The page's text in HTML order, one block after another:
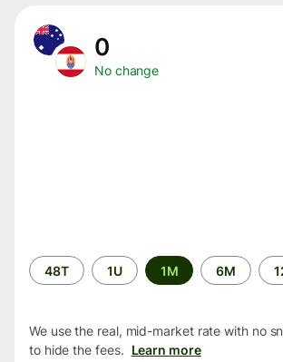
0
No change
Time
period
48T 1U 1M 6M
We use the real, mid-market rate with no
to hide the fees. Learn more